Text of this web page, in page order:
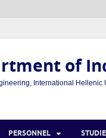
of
International Hellenic
PERSONNEL